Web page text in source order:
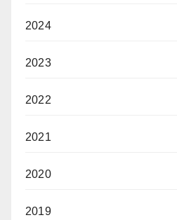
2024
2023
2022
2021
2020
2019